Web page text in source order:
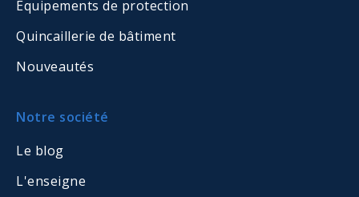
Équipements de protection
Quincaillerie de bâtiment
Nouveautés
Notre société
Le blog
L'enseigne